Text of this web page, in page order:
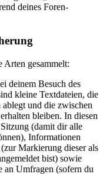
deines Foren-
Arten gesammelt:
deinem Besuch des
kleine Textdateien, die
und die zwischen
bleiben. In diesen
(damit dir alle
Informationen
Markierung dieser als
bist) sowie
an Umfragen (sofern du